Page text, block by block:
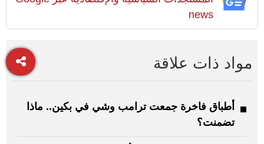
news
مواد ذات علاقة
أطباق فاخرة جمعت ترامب وشي في بكين.. ماذا
تضمنت؟